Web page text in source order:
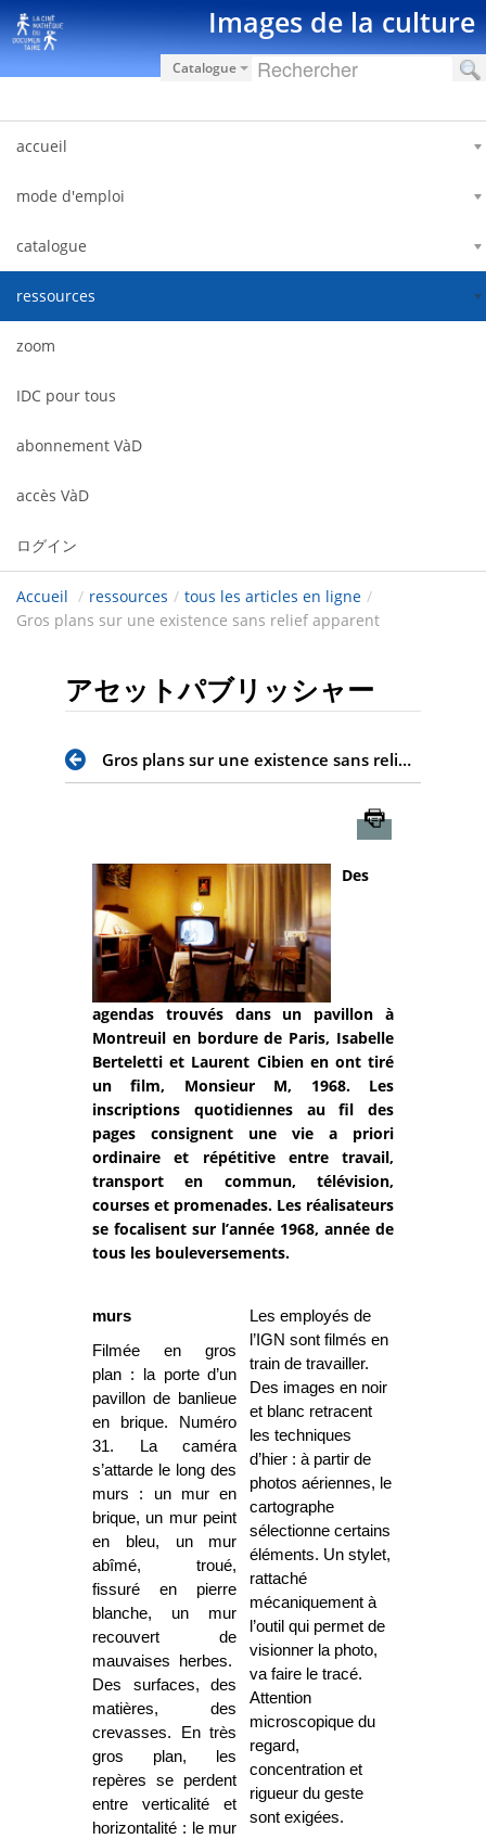
内容へスキップ Images de la culture
Catalogue
accueil
mode d'emploi
catalogue
ressources
zoom
IDC pour tous
abonnement VàD
accès VàD
ログイン
Accueil / ressources / tous les articles en ligne /
Gros plans sur une existence sans relief apparent
アセットパブリッシャー
Gros plans sur une existence sans relief apparent
Des
agendas trouvés dans un pavillon à
Montreuil en bordure de Paris, Isabelle
Berteletti et Laurent Cibien en ont tiré
un film, Monsieur M, 1968. Les
inscriptions quotidiennes au fil des
pages consignent une vie a priori
ordinaire et répétitive entre travail,
transport en commun, télévision,
courses et promenades. Les réalisateurs
se focalisent sur l’année 1968, année de
tous les bouleversements.
murs
Filmée en gros
plan : la porte d’un
pavillon de banlieue
en brique. Numéro
31. La caméra
s’attarde le long des
murs : un mur en
brique, un mur peint
en bleu, un mur
abîmé, troué,
fissuré en pierre
blanche, un mur
recouvert de
mauvaises herbes.
Des surfaces, des
matières, des
crevasses. En très
gros plan, les
repères se perdent
entre verticalité et
horizontalité : le mur
Les employés de
l’IGN sont filmés en
train de travailler.
Des images en noir
et blanc retracent
les techniques
d’hier : à partir de
photos aériennes, le
cartographe
sélectionne certains
éléments. Un stylet,
rattaché
mécaniquement à
l’outil qui permet de
visionner la photo,
va faire le tracé.
Attention
microscopique du
regard,
concentration et
rigueur du geste
sont exigées.